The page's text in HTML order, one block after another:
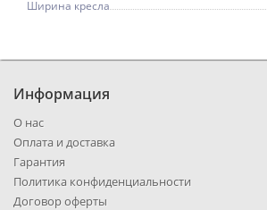
Ширина кресла
Информация
О нас
Оплата и доставка
Гарантия
Политика конфиденциальности
Договор оферты